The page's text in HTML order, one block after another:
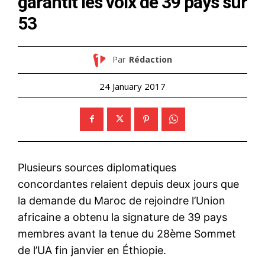
53
Par Rédaction
24 January 2017
Plusieurs sources diplomatiques
concordantes relaient depuis deux jours que
la demande du Maroc de rejoindre l’Union
africaine a obtenu la signature de 39 pays
membres avant la tenue du 28ème Sommet
de l’UA fin janvier en Éthiopie.